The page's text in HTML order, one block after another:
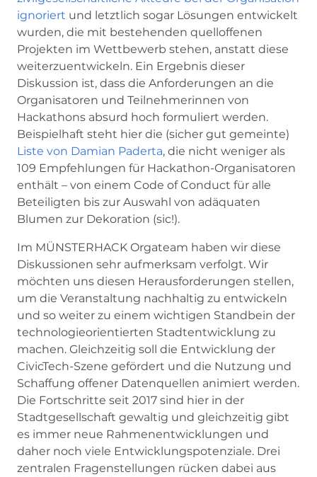
ignoriert und letztlich sogar Lösungen entwickelt
wurden, die mit bestehenden quelloffenen
Projekten im Wettbewerb stehen, anstatt diese
weiterzuentwickeln. Ein Ergebnis dieser
Diskussion ist, dass die Anforderungen an die
Organisatoren und Teilnehmerinnen von
Hackathons absurd hoch formuliert werden.
Beispielhaft steht hier die (sicher gut gemeinte)
Liste von Damian Paderta, die nicht weniger als
109 Empfehlungen für Hackathon-Organisatoren
enthält – von einem Code of Conduct für alle
Beteiligten bis zur Auswahl von adäquaten
Blumen zur Dekoration (sic!).
Im MÜNSTERHACK Orgateam haben wir diese
Diskussionen sehr aufmerksam verfolgt. Wir
möchten uns diesen Herausforderungen stellen,
um die Veranstaltung nachhaltig zu entwickeln
und so weiter zu einem wichtigen Standbein der
technologieorientierten Stadtentwicklung zu
machen. Gleichzeitig soll die Entwicklung der
CivicTech-Szene gefördert und die Nutzung und
Schaffung offener Datenquellen animiert werden.
Die Fortschritte seit 2017 sind hier in der
Stadtgesellschaft gewaltig und gleichzeitig gibt
es immer neue Rahmenentwicklungen und
daher noch viele Entwicklungspotenziale. Drei
zentralen Fragenstellungen rücken dabei aus